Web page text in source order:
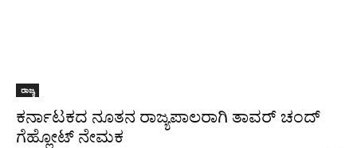
ರಾಜ್ಯ
ಕರ್ನಾಟಕದ ನೂತನ ರಾಜ್ಯಪಾಲರಾಗಿ ತಾವರ್ ಚಂದ್
ಗೆಹ್ಲೋಟ್ ನೇಮಕ